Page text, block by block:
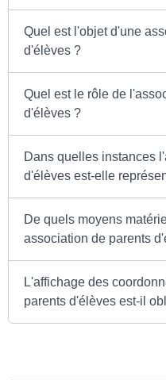
Quel est l'objet d'une
d'élèves ?
Quel est le rôle de
d'élèves ?
Dans quelles instances
d'élèves est-elle
De quels moyens
association de parents
L'affichage des
parents d'élèves est-il